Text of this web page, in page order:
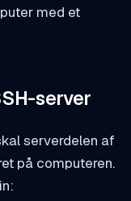
med et
server
serverdelen af
på computeren.